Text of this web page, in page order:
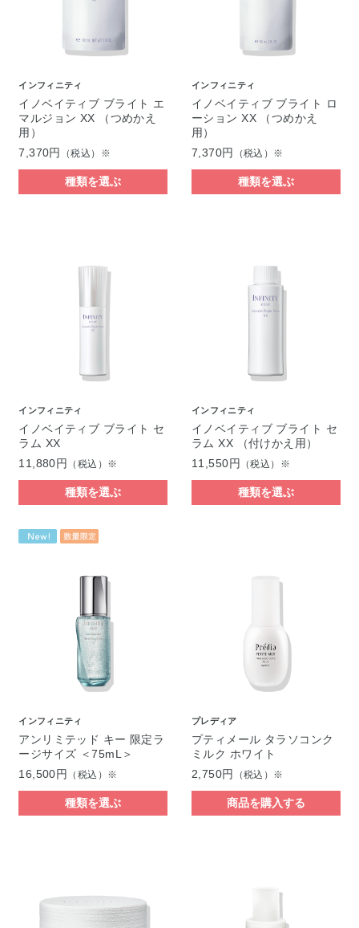
インフィニティ
イノベイティブ ブライト エ
マルジョン XX （つめかえ
用）
7,370円
（税込）※
種類を選ぶ
インフィニティ
イノベイティブ ブライト ロ
ーション XX （つめかえ
用）
7,370円
（税込）※
種類を選ぶ
インフィニティ
イノベイティブ ブライト セ
ラム XX
11,880円
（税込）※
種類を選ぶ
インフィニティ
イノベイティブ ブライト セ
ラム XX （付けかえ用）
11,550円
（税込）※
種類を選ぶ
インフィニティ
アンリミテッド キー 限定ラ
ージサイズ ＜75mL＞
16,500円
（税込）※
種類を選ぶ
プレディア
プティメール タラソコンク
ミルク ホワイト
2,750円
（税込）※
商品を購入する